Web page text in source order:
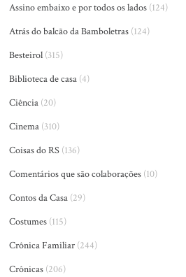
Assino embaixo e por todos os lados (124)
Atrás do balcão da Bamboletras (124)
Besteirol (315)
Biblioteca de casa (4)
Ciência (20)
Cinema (310)
Coisas do RS (136)
Comentários que são colaborações (10)
Contos da Casa (29)
Costumes (115)
Crônica Familiar (244)
Crônicas (206)